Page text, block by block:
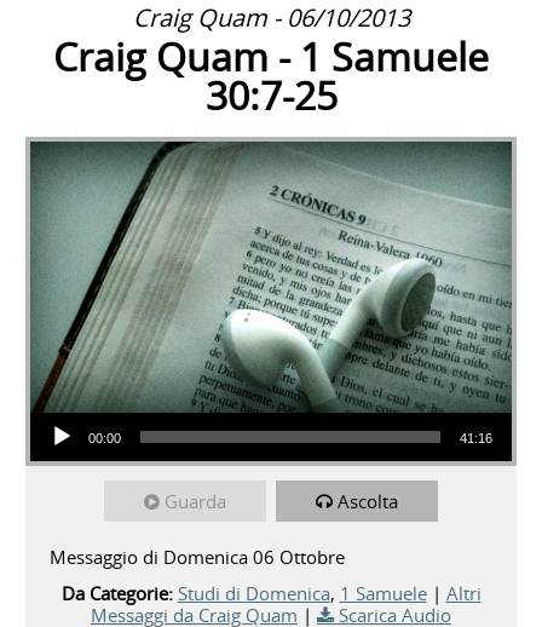
Craig Quam - 06/10/2013
Craig Quam - 1 Samuele
30:7-25
Audio Player
00:00 41:16
Guarda Ascolta
Messaggio di Domenica 06 Ottobre
Da Categorie: Studi di Domenica, 1 Samuele| Altri
Messaggi da Craig Quam | Scarica Audio